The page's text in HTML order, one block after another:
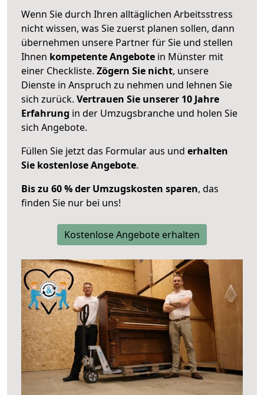
Wenn Sie durch Ihren alltäglichen Arbeitsstress
nicht wissen, was Sie zuerst planen sollen, dann
übernehmen unsere Partner für Sie und stellen
Ihnen kompetente Angebote in Münster mit
einer Checkliste. Zögern Sie nicht, unsere
Dienste in Anspruch zu nehmen und lehnen Sie
sich zurück. Vertrauen Sie unserer 10 Jahre
Erfahrung in der Umzugsbranche und holen Sie
sich Angebote.
Füllen Sie jetzt das Formular aus und erhalten
Sie kostenlose Angebote.
Bis zu 60 % der Umzugskosten sparen, das
finden Sie nur bei uns!
Kostenlose Angebote erhalten